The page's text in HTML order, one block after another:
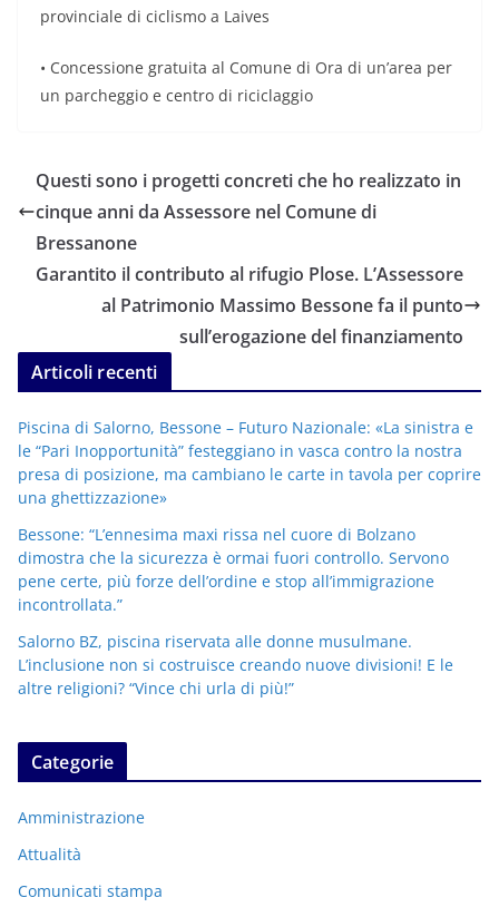
provinciale di ciclismo a Laives
• Concessione gratuita al Comune di Ora di un’area per
un parcheggio e centro di riciclaggio
Questi sono i progetti concreti che ho realizzato in
cinque anni da Assessore nel Comune di
Bressanone
Garantito il contributo al rifugio Plose. L’Assessore
al Patrimonio Massimo Bessone fa il punto
sull’erogazione del finanziamento
Articoli recenti
Piscina di Salorno, Bessone – Futuro Nazionale: «La sinistra e
le “Pari Inopportunità” festeggiano in vasca contro la nostra
presa di posizione, ma cambiano le carte in tavola per coprire
una ghettizzazione»
Bessone: “L’ennesima maxi rissa nel cuore di Bolzano
dimostra che la sicurezza è ormai fuori controllo. Servono
pene certe, più forze dell’ordine e stop all’immigrazione
incontrollata.”
Salorno BZ, piscina riservata alle donne musulmane.
L’inclusione non si costruisce creando nuove divisioni! E le
altre religioni? “Vince chi urla di più!”
Categorie
Amministrazione
Attualità
Comunicati stampa